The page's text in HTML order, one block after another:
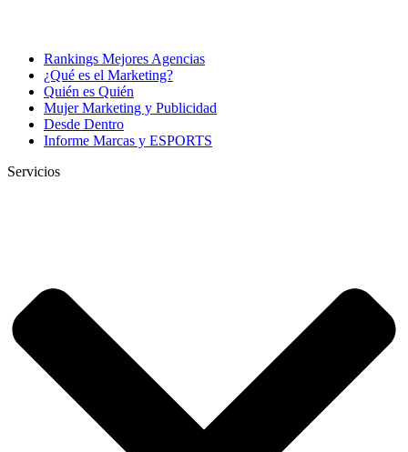
Rankings Mejores Agencias
¿Qué es el Marketing?
Quién es Quién
Mujer Marketing y Publicidad
Desde Dentro
Informe Marcas y ESPORTS
Servicios